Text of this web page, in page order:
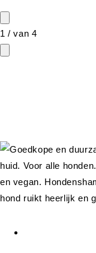
1 /van 4